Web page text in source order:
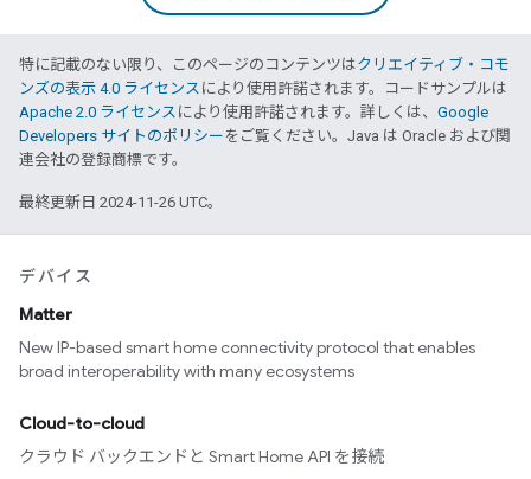
特に記載のない限り、このページのコンテンツはクリエイティブ・コモ
ンズの表示 4.0 ライセンス により使用許諾されます。コードサンプルは
Apache 2.0 ライセンス により使用許諾されます。詳しくは、 Google
Developers サイトのポリシー をご覧ください。Java は Oracle および関
連会社の登録商標です。
最終更新日 2024-11-26 UTC。
デバイス
Matter
New IP-based smart home connectivity protocol that enables
broad interoperability with many ecosystems
Cloud-to-cloud
クラウド バックエンドと Smart Home API を接続